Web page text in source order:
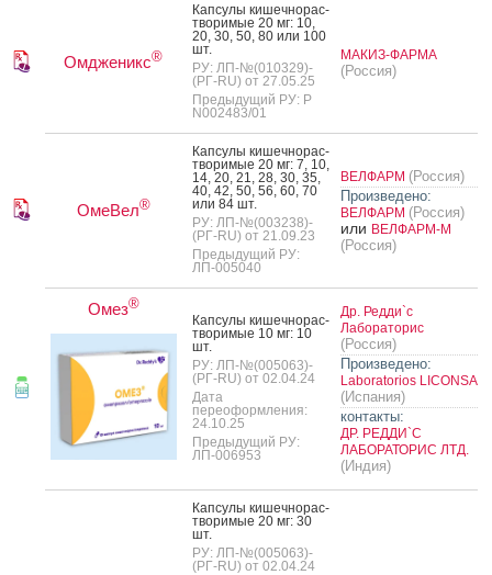
Омдженикс®
Кап­су­лы ки­шеч­но­рас­
тво­римые 20 мг: 10,
20, 30, 50, 80 или 100
шт.
РУ: ЛП-№(010329)-
(РГ-RU) от 27.05.25
Предыдущий РУ: Р
N002483/01
МАКИЗ-ФАРМА
(Россия)
ОмеВел®
Кап­су­лы ки­шеч­но­рас­
тво­римые 20 мг: 7, 10,
14, 20, 21, 28, 30, 35,
40, 42, 50, 56, 60, 70
или 84 шт.
РУ: ЛП-№(003238)-
(РГ-RU) от 21.09.23
Предыдущий РУ:
ЛП-005040
ВЕЛФАРМ (Россия)
Произведено:
ВЕЛФАРМ (Россия)
или ВЕЛФАРМ-М
(Россия)
Омез®
Кап­су­лы ки­шеч­но­рас­
тво­римые 10 мг: 10
шт.
РУ: ЛП-№(005063)-
(РГ-RU) от 02.04.24
Дата
переоформления:
24.10.25
Предыдущий РУ:
ЛП-006953
Др. Редди`с
Лабораторис
(Россия)
Произведено:
Laboratorios LICONSA
(Испания)
контакты:
ДР. РЕДДИ`С
ЛАБОРАТОРИС ЛТД.
(Индия)
Кап­су­лы ки­шеч­но­рас­
тво­римые 20 мг: 30
шт.
РУ: ЛП-№(005063)-
(РГ-RU) от 02.04.24